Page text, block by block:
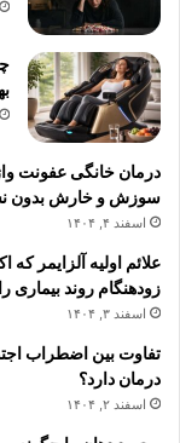
سوزش و خارش بدون
اسفند ۴, ۱۴۰۴
علائم اولیه آلزایمر
زودهنگام روند بیماری
اسفند ۳, ۱۴۰۴
تفاوت بین اضطراب
درمان دارد؟
اسفند ۲, ۱۴۰۴